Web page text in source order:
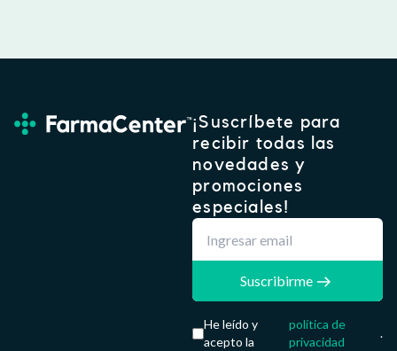
¡Suscríbete para
recibir todas las
novedades y
promociones
especiales!
Suscribirme
He leído y
acepto la
política de
privacidad
.